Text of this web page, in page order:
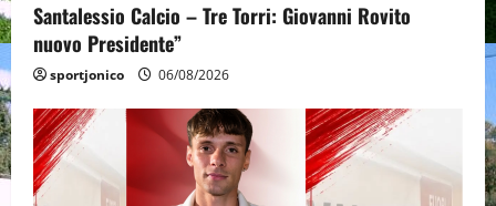
Santalessio Calcio – Tre Torri: Giovanni Rovito
nuovo Presidente”
sportjonico 06/08/2026